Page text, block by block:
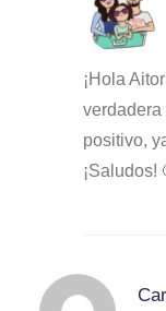
¡Hola
positivo,
¡Saludos!